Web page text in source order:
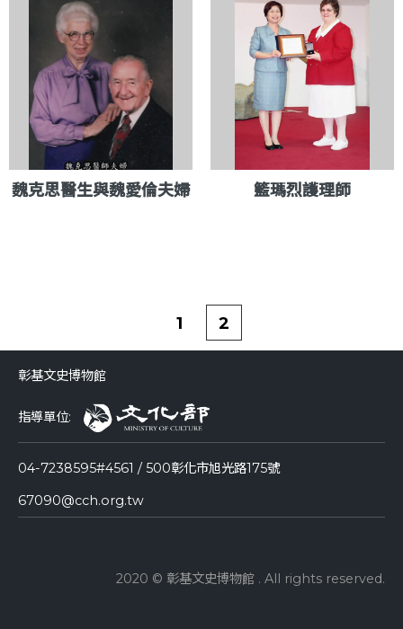
魏克思醫生與魏愛倫夫婦 籃瑪烈護理師
1 2
彰基文史博物館
指導單位:
04-7238595#4561 / 500彰化市旭光路175號
67090@cch.org.tw
2020 © 彰基文史博物館 . All rights reserved.